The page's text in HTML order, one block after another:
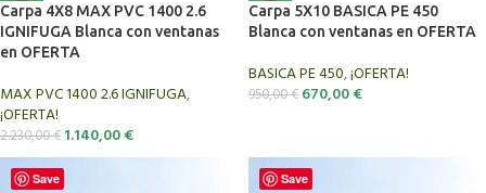
Carpa 4X8 MAX PVC 1400 2.6
IGNIFUGA Blanca con ventanas
en OFERTA
MAX PVC 1400 2.6 IGNIFUGA,
¡OFERTA!
2.230,00€ 1.140,00€
Carpa 5X10 BASICA PE 450
Blanca con ventanas en OFERTA
BASICA PE 450,¡OFERTA!
950,00€ 670,00€
Save Save